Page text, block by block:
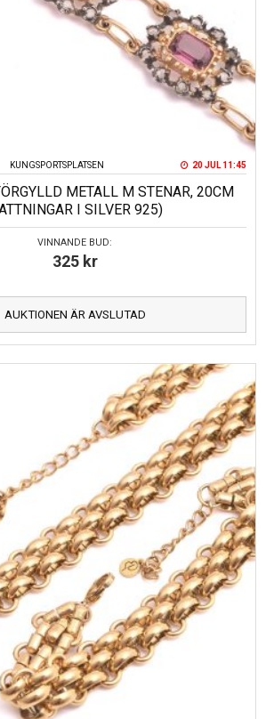
KUNGSPORTSPLATSEN 20 JUL 11:45
METALL M STENAR, 20CM
I SILVER 925)
VINNANDE BUD:
325 kr
AUKTIONEN ÄR AVSLUTAD